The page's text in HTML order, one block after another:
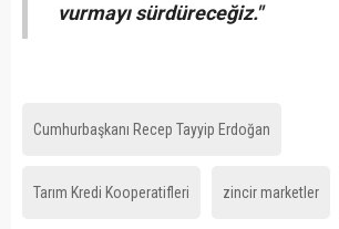
vurmayı sürdüreceğiz."
Cumhurbaşkanı Recep Tayyip Erdoğan
Tarım Kredi Kooperatifleri zincir marketler